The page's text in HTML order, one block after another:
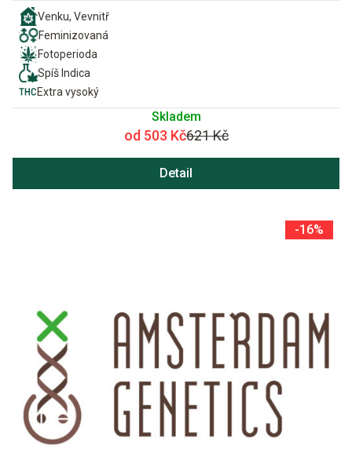
Venku, Vevnitř
Feminizovaná
Fotoperioda
Spíš Indica
Extra vysoký
Skladem
od 503 Kč621 Kč
Detail
-16%